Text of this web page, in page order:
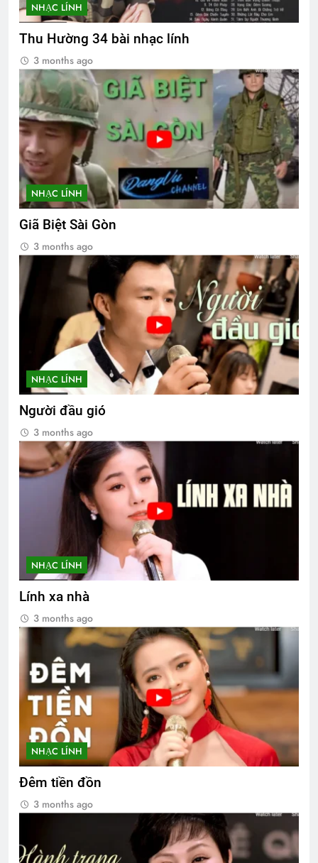
NHẠC LÍNH
Thu Hường 34 bài nhạc lính
3 months ago
NHẠC LÍNH
Giã Biệt Sài Gòn
3 months ago
NHẠC LÍNH
Người đầu gió
3 months ago
NHẠC LÍNH
Lính xa nhà
3 months ago
NHẠC LÍNH
Đêm tiền đồn
3 months ago